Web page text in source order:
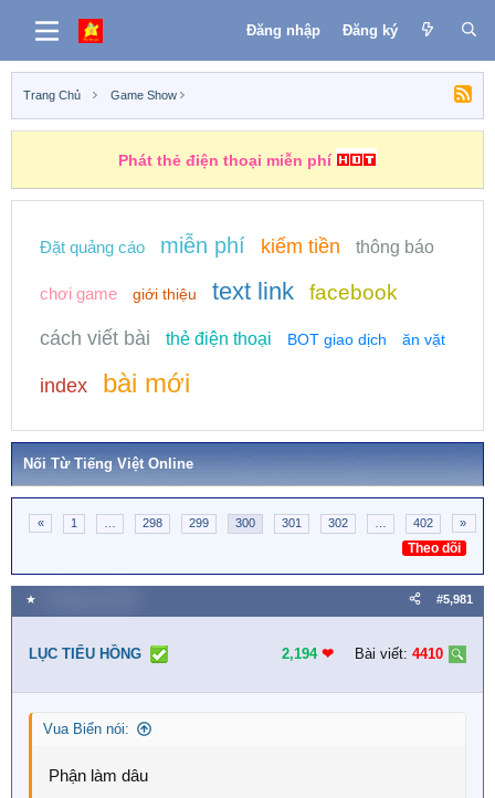
Đăng nhập Đăng ký
Trang Chủ Game Show
Phát thẻ điện thoại miễn phí
Đặt quảng cáo miễn phí kiếm tiền thông báo
chơi game giới thiệu text link facebook
cách viết bài thẻ điện thoại BOT giao dịch ăn vặt
index bài mới
Nối Từ Tiếng Việt Online
« 1 298 299 300 301 302 402 »
Theo dõi
★ #5,981
LỤC TIỂU HỒNG 2,194 ❤︎ Bài viết: 4410
Vua Biển nói:
Phận làm dâu